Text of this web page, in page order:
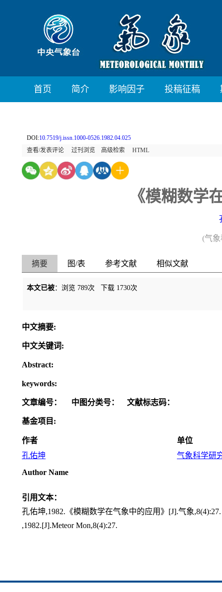
首页 简介 影响因子 投稿征稿
DOI:10.7519/j.issn.1000-0526.1982.04.025
查看/发表评论
过刊浏览 高级检索 HTML
《模糊数学
(气
摘要 图/表 参考文献 相似文献
本文已被：浏览 789次 下载 1730次
中文摘要:
中文关键词:
Abstract:
keywords:
文章编号： 中图分类号： 文献标志码：
基金项目:
作者
单位
孔佑坤
气象科学研
Author Name
引用文本：
孔佑坤,1982.《模糊数学在气象中的应用》[J].气象,8(4):27.
,1982.[J].Meteor Mon,8(4):27.